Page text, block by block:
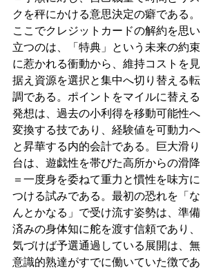
クを秤にかける意思決定の癖である。
ここでクレジットカードの解約を思い
立つのは、「特典」という未来の約束
に惹かれる衝動から、維持コストを見
据え資源を選択と集中へ切り替える転
調である。ポイントをマイルに替える
発想は、過去の小利得を移動可能性へ
変換する技であり、経験値を可動力へ
と昇華する内的会計である。巨大滑り
台は、遊戯性を帯びた高所からの滑降
＝一度身を委ねて重力と慣性を味方に
つける試みである。最初の恐れを「な
んとかなる」で受け流す姿勢は、準備
済みの身体知に舵を渡す信頼であり、
気づけば予選通過している展開は、無
意識的熟達がすでに働いていた徴であ